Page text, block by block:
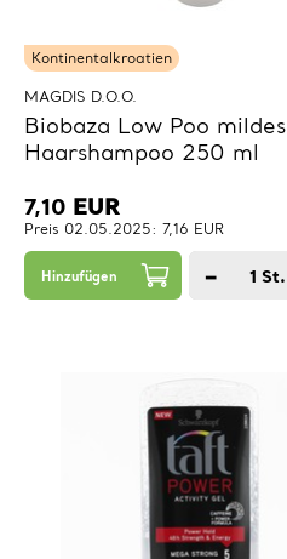
Kontinentalkroatien
MAGDIS D.O.O.
Biobaza Low Poo mildes
Haarshampoo 250 ml
7,10 EUR
Preis 02.05.2025: 7,16 EUR
Hinzufügen − 1 St.